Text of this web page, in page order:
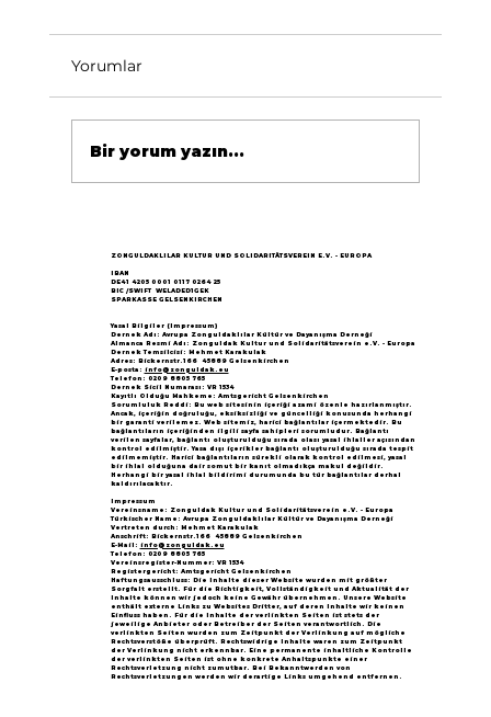
büyük yankı uyandırdı...
Yorumlar
Bir yorum yazın...
ZONGULDAKLILAR KULTUR UND SOLIDARITÄTSVEREIN E.V. - EUROPA
IBAN
DE41 4205 0001 0117 0264 25
BIC /SWIFT WELADED1GEK
SPARKASSE GELSENKIRCHEN
Yasal Bilgiler (Impressum)
Dernek Adı: Avrupa Zonguldaklılar Kültür ve Dayanışma Derneği
Almanca Resmi Adı: Zonguldak Kultur und Solidaritätsverein e.V. - Europa
Dernek Temsilcisi: Mehmet Karakulak
Adres: Bickernstr.166 45889 Gelsenkirchen
E-posta: info@zonguldak.eu
Telefon: 0209 8805 765
Dernek Sicil Numarası: VR 1534
Kayıtlı Olduğu Mahkeme: Amtsgericht Gelsenkirchen
Sorumluluk Reddi: Bu web sitesinin içeriği azami özenle hazırlanmıştır.
Ancak, içeriğin doğruluğu, eksiksizliği ve güncelliği konusunda herhangi
bir garanti verilemez. Web sitemiz, harici bağlantılar içermektedir. Bu
bağlantıların içeriğinden ilgili sayfa sahipleri sorumludur. Bağlantı
verilen sayfalar, bağlantı oluşturulduğu sırada olası yasal ihlaller açısından
kontrol edilmiştir. Yasa dışı içerikler bağlantı oluşturulduğu sırada tespit
edilmemiştir. Harici bağlantıların sürekli olarak kontrol edilmesi, yasal
bir ihlal olduğuna dair somut bir kanıt olmadıkça makul değildir.
Herhangi bir yasal ihlal bildirimi durumunda bu tür bağlantılar derhal
kaldırılacaktır.
Impressum
Vereinsname: Zonguldak Kultur und Solidaritätsverein e.V. - Europa
Türkischer Name: Avrupa Zonguldaklılar Kültür ve Dayanışma Derneği
Vertreten durch: Mehmet Karakulak
Anschrift: Bickernstr.166 45889 Gelsenkirchen
E-Mail: info@zonguldak.eu
Telefon: 0209 8805 765
Vereinsregister-Nummer: VR 1534
Registergericht: Amtsgericht Gelsenkirchen
Haftungsausschluss: Die Inhalte dieser Website wurden mit größter
Sorgfalt erstellt. Für die Richtigkeit, Vollständigkeit und Aktualität der
Inhalte können wir jedoch keine Gewähr übernehmen. Unsere Website
enthält externe Links zu Websites Dritter, auf deren Inhalte wir keinen
Einfluss haben. Für die Inhalte der verlinkten Seiten ist stets der
jeweilige Anbieter oder Betreiber der Seiten verantwortlich. Die
verlinkten Seiten wurden zum Zeitpunkt der Verlinkung auf mögliche
Rechtsverstöße überprüft. Rechtswidrige Inhalte waren zum Zeitpunkt
der Verlinkung nicht erkennbar. Eine permanente inhaltliche Kontrolle
der verlinkten Seiten ist ohne konkrete Anhaltspunkte einer
Rechtsverletzung nicht zumutbar. Bei Bekanntwerden von
Rechtsverletzungen werden wir derartige Links umgehend entfernen.